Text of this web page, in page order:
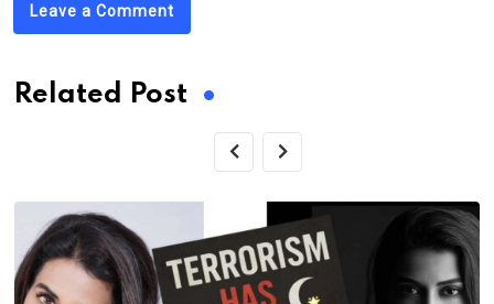
Leave a Comment
Related Post